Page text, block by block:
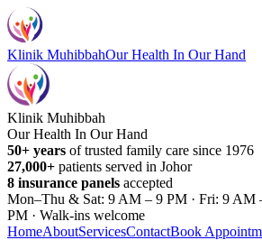
Klinik MuhibbahOur Health In Our Hand
Klinik Muhibbah
Our Health In Our Hand
50+ years of trusted family care since 1976
27,000+ patients served in Johor
8 insurance panels accepted
Mon–Thu & Sat: 9 AM – 9 PM · Fri: 9 AM
PM · Walk-ins welcome
HomeAboutServicesContactBook